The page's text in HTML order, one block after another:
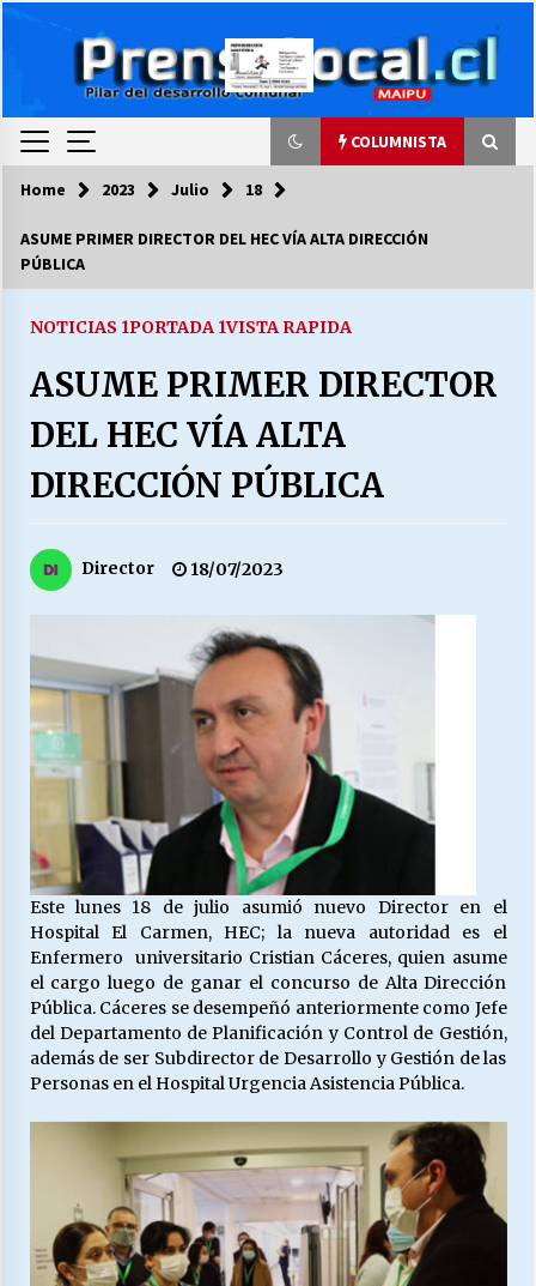
COLUMNISTA
COLUMNISTA
03/08/2026
LA DC POR SIEMPRE.RECORDANDO 69 AÑOS DE
28/07/2026
“ORGULLOSOS DE SER DC” SALUDA EL
13/07/2026
Escuela hospitalaria El Carmen de Maipu.
25/06/2026
¿Qué habrían dicho?
23/06/2026
VOLVER A SER ALTERNATIVA
16/06/2026
MUNICIPALIDADES, HONORARIOS, DESPIDOS
28/05/2026
Releyendo la Rerum Novarum a 135 años. “La
cuestión social hoy”.
16/05/2026
S.O.S. a los ricos, Save Our Souls (Salvar
Nuestras Almas)
Home 2023 Julio 18
ASUME PRIMER DIRECTOR DEL HEC VÍA ALTA DIRECCIÓN
PÚBLICA
NOTICIAS 1PORTADA 1VISTA RAPIDA
ASUME PRIMER DIRECTOR
DEL HEC VÍA ALTA
DIRECCIÓN PÚBLICA
Director 18/07/2023
Este lunes 18 de julio asumió nuevo Director en el
Hospital El Carmen, HEC; la nueva autoridad es el
Enfermero universitario Cristian Cáceres, quien asume
el cargo luego de ganar el concurso de Alta Dirección
Pública. Cáceres se desempeñó anteriormente como Jefe
del Departamento de Planificación y Control de Gestión,
además de ser Subdirector de Desarrollo y Gestión de las
Personas en el Hospital Urgencia Asistencia Pública.